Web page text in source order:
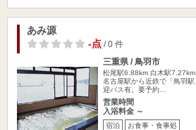
あみ源
-点/ 0 件
三重県 / 鳥羽市
松尾駅6.88km 白木駅7.27km
名古屋駅から近鉄で「鳥羽
迎バス有。要予約…
営業時間
入浴料金 ～
宿泊 お食事・食事処